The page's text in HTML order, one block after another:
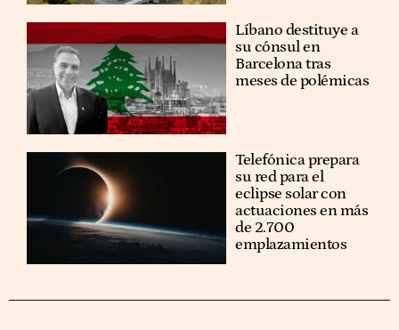
Líbano destituye a
su cónsul en
Barcelona tras
meses de polémicas
Telefónica prepara
su red para el
eclipse solar con
actuaciones en más
de 2.700
emplazamientos